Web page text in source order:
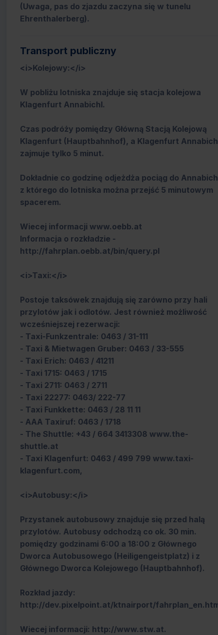
(Uwaga, pas do zjazdu zaczyna się w tunelu
Ehrenthalerberg).
Transport publiczny
<i>Kolejowy:</i>
W pobliżu lotniska znajduje się stacja kolejowa
Klagenfurt Annabichl.
Czas podróży pomiędzy Główną Stacją Kolejową
Klagenfurt (Hauptbahnhof), a Klagenfurt
zajmuje tylko 5 minut.
Dokładnie co godzinę odjeżdża pociąg do
z którego do lotniska można przejść 5 minutowym
spacerem.
Wiecej informacji www.oebb.at
Informacja o rozkładzie -
http://fahrplan.oebb.at/bin/query.pl
<i>Taxi:</i>
Postoje taksówek znajdują się zarówno przy hali
przylotów jak i odlotów. Jest również możliwość
wcześniejszej rezerwacji:
- Taxi-Funkzentrale: 0463 / 31-111
- Taxi & Mietwagen Gruber: 0463 / 33-555
- Taxi Erich: 0463 / 41211
- Taxi 1715: 0463 / 1715
- Taxi 2711: 0463 / 2711
- Taxi 22277: 0463/ 222-77
- Taxi Funkkette: 0463 / 28 11 11
- AAA Taxiruf: 0463 / 1718
- The Shuttle: +43 / 664 3413308 www.the-
shuttle.at
- Taxi Klagenfurt: 0463 / 499 799 www.taxi-
klagenfurt.com,
<i>Autobusy:</i>
Przystanek autobusowy znajduje się przed halą
przylotów. Autobusy odchodzą co ok. 30 min.
pomiędzy godzinami 6:00 a 18:00 z Głównego
Dworca Autobusowego (Heiligengeistplatz) i z
Głównego Dworca Kolejowego (Hauptbahnhof).
Rozkład jazdy:
http://dev.pixelpoint.at/ktnairport/
Wiecej informacji: http://www.stw.at.